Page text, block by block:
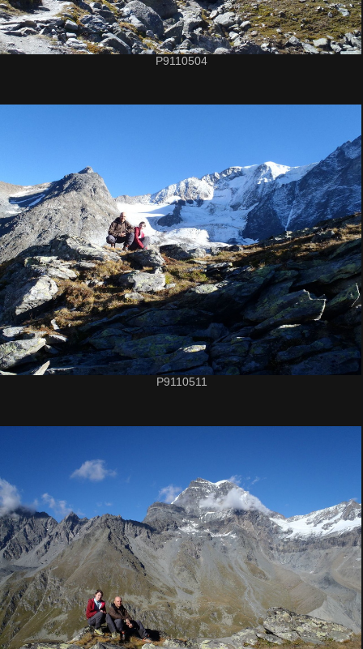
P9110504
P9110511